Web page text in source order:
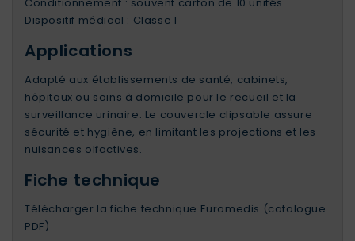
Conditionnement : souvent carton de 10 unités
Dispositif médical : Classe I
Applications
Adapté aux établissements de santé, cabinets,
hôpitaux ou soins à domicile pour le recueil et la
surveillance urinaire. Le couvercle clipsable assure
sécurité et hygiène, en limitant les projections et les
nuisances olfactives.
Fiche technique
Télécharger la fiche technique Euromedis (catalogue
PDF)